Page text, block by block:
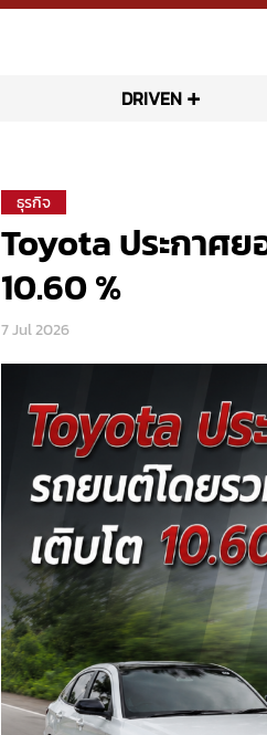
DRIVEN
ธุรกิจ
Toyota ประกาศ
10.60 %
7 Jul 2026